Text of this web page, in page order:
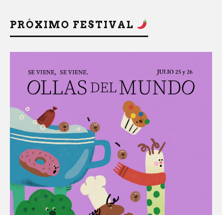
PRÓXIMO FESTIVAL